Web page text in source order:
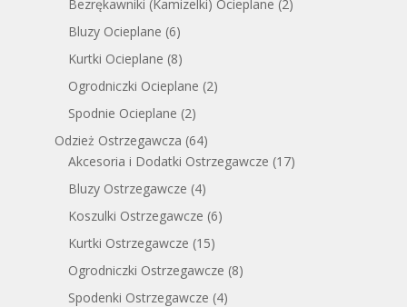
Bezrękawniki (Kamizelki) Ocieplane (2)
Bluzy Ocieplane (6)
Kurtki Ocieplane (8)
Ogrodniczki Ocieplane (2)
Spodnie Ocieplane (2)
Odzież Ostrzegawcza (64)
Akcesoria i Dodatki Ostrzegawcze (17)
Bluzy Ostrzegawcze (4)
Koszulki Ostrzegawcze (6)
Kurtki Ostrzegawcze (15)
Ogrodniczki Ostrzegawcze (8)
Spodenki Ostrzegawcze (4)